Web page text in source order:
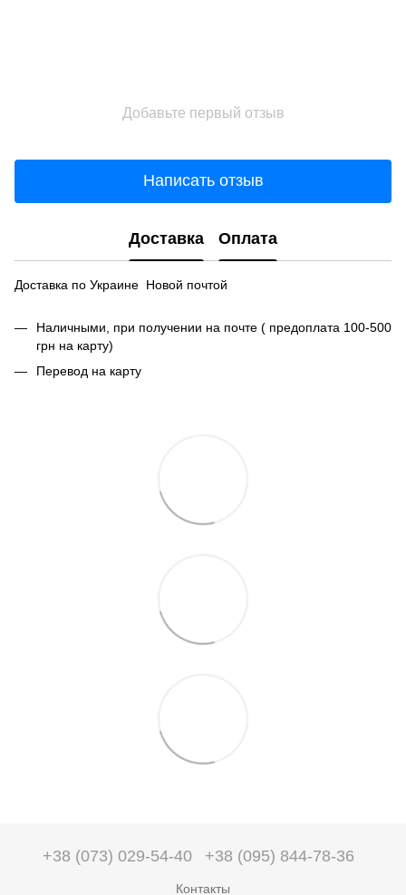
Добавьте первый отзыв
Написать отзыв
Доставка Оплата
Доставка по Украине Новой почтой
Наличными, при получении на почте ( предоплата 100-500
грн на карту)
Перевод на карту
+38 (073) 029-54-40 +38 (095) 844-78-36
Контакты